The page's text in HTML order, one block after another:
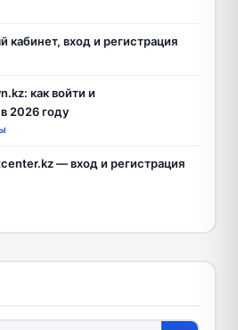
кабинет, вход и регистрация
как войти и
2026 году
— вход и регистрация